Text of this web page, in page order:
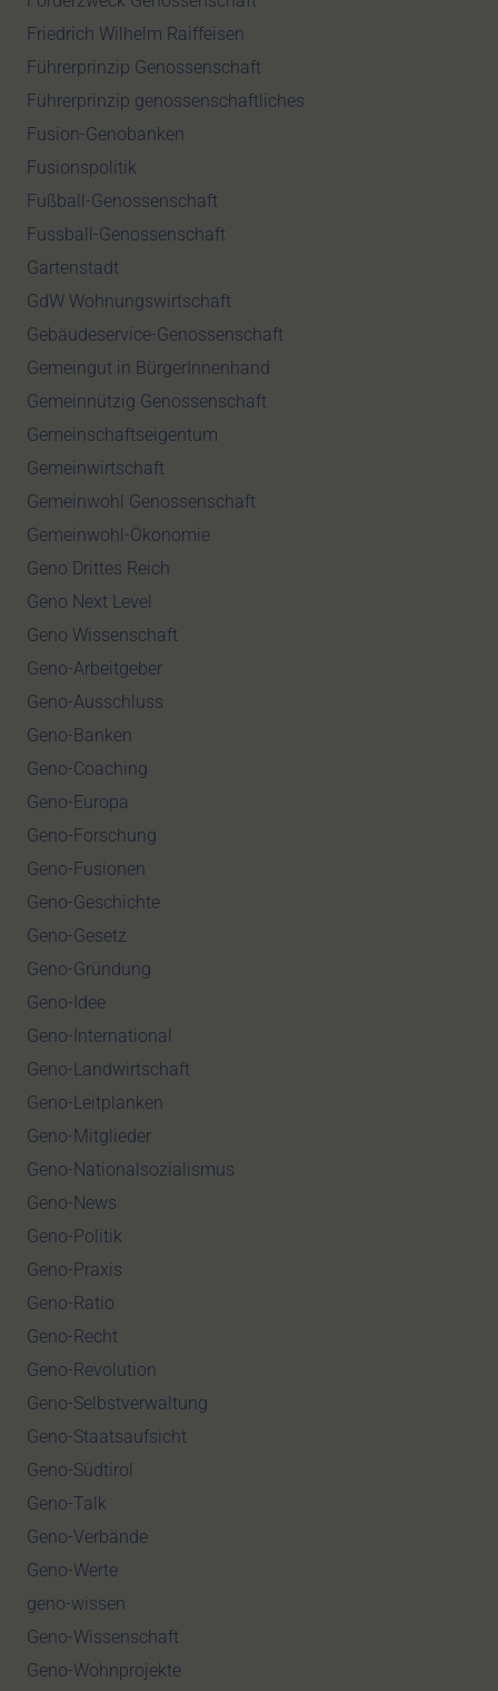
Friedrich Wilhelm Raiffeisen
Führerprinzip Genossenschaft
Führerprinzip genossenschaftliches
Fusion-Genobanken
Fusionspolitik
Fußball-Genossenschaft
Fussball-Genossenschaft
Gartenstadt
GdW Wohnungswirtschaft
Gebäudeservice-Genossenschaft
Gemeingut in BürgerInnenhand
Gemeinnützig Genossenschaft
Gemeinschaftseigentum
Gemeinwirtschaft
Gemeinwohl Genossenschaft
Gemeinwohl-Ökonomie
Geno Drittes Reich
Geno Next Level
Geno Wissenschaft
Geno-Arbeitgeber
Geno-Ausschluss
Geno-Banken
Geno-Coaching
Geno-Europa
Geno-Forschung
Geno-Fusionen
Geno-Geschichte
Geno-Gesetz
Geno-Gründung
Geno-Idee
Geno-International
Geno-Landwirtschaft
Geno-Leitplanken
Geno-Mitglieder
Geno-Nationalsozialismus
Geno-News
Geno-Politik
Geno-Praxis
Geno-Ratio
Geno-Recht
Geno-Revolution
Geno-Selbstverwaltung
Geno-Staatsaufsicht
Geno-Südtirol
Geno-Talk
Geno-Verbände
Geno-Werte
geno-wissen
Geno-Wissenschaft
Geno-Wohnprojekte